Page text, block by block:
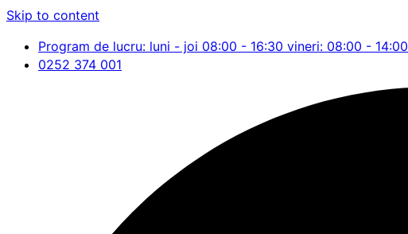
Skip to content
Program de lucru: luni - joi 08:00 - 16:30 vineri: 08:00 - 14:00
0252 374 001